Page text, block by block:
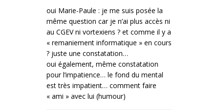
oui Marie-Paule : je me suis posée la
même question car je n’ai plus accès ni
au CGEV ni vortexiens ? et comme il y a
« remaniement informatique » en cours
? juste une constatation…
oui également, même constatation
pour l’impatience… le fond du mental
est très impatient… comment faire
« ami » avec lui (humour)